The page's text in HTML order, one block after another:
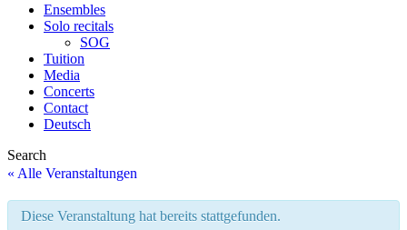
Ensembles
Solo recitals
SOG
Tuition
Media
Concerts
Contact
Deutsch
Search
« Alle Veranstaltungen
Diese Veranstaltung hat bereits stattgefunden.